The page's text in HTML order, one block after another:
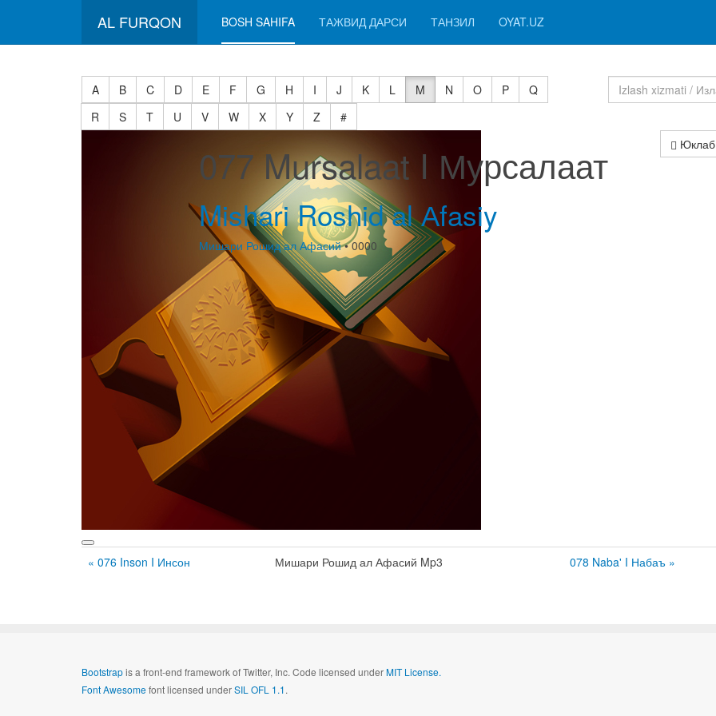
AL FURQON BOSH SAHIFA ТАЖВИД ДАРСИ ТАНЗИЛ OYAT.UZ
A B C D E F G H I J K L M N O P
Q
R
S T U V W X Y Z
#
077 Mursalaat I Мурсалаат
Mishari Roshid al Аfasiy
Мишари Рошид ал Афасий• 0000
« 076 Inson I Инсон Мишари Рошид ал Афасий Mp3 078 Naba' I Набаъ »
Bootstrapis a front-end framework of Twitter, Inc. Code licensed underMIT License.
Font Awesomefont licensed underSIL OFL 1.1.